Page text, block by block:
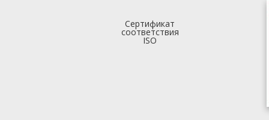
Сертификат
соответствия
ISO